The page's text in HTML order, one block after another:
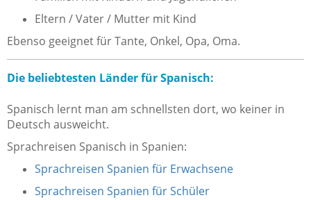
Eltern / Vater / Mutter mit Kind
Ebenso geeignet für Tante, Onkel, Opa, Oma.
Die beliebtesten Länder für Spanisch:
Spanisch lernt man am schnellsten dort, wo keiner in
Deutsch ausweicht.
Sprachreisen Spanisch in Spanien:
Sprachreisen Spanien für Erwachsene
Sprachreisen Spanien für Schüler